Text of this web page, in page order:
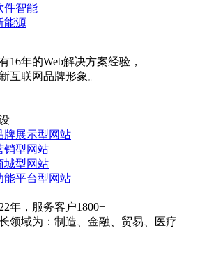
件智能
能源
16年的Web解决方案经验，
互联网品牌形象。
牌展示型网站
销型网站
城型网站
能平台型网站
年，服务客户1800+
领域为：制造、金融、贸易、医疗